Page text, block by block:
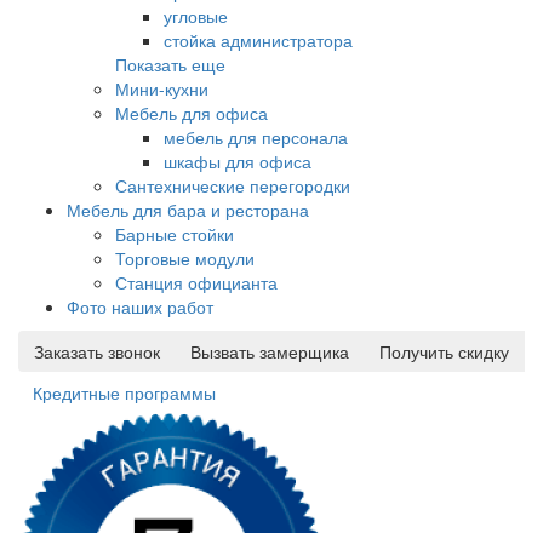
угловые
стойка администратора
Показать еще
Мини-кухни
Мебель для офиса
мебель для персонала
шкафы для офиса
Сантехнические перегородки
Мебель для бара и ресторана
Барные стойки
Торговые модули
Станция официанта
Фото наших работ
Заказать звонок
Вызвать замерщика
Получить скидку
Кредитные программы